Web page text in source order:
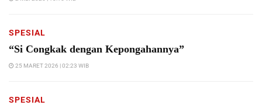
SPESIAL
“Si Congkak dengan Kepongahannya”
25 MARET 2026 | 02:23 WIB
SPESIAL